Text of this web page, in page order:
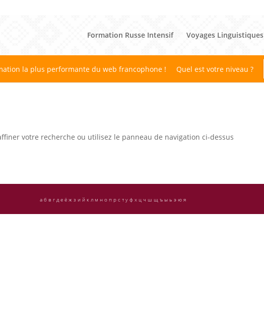
Formation Russe Intensif Voyages Linguistiques
la plus performante du web francophone ! Quel est votre niveau ?
votre recherche ou utilisez le panneau de navigation ci-dessus
а б в г д е ё ж з и й к л м н о п р с т у ф х ц ч ш щ ъ ы ь э ю я